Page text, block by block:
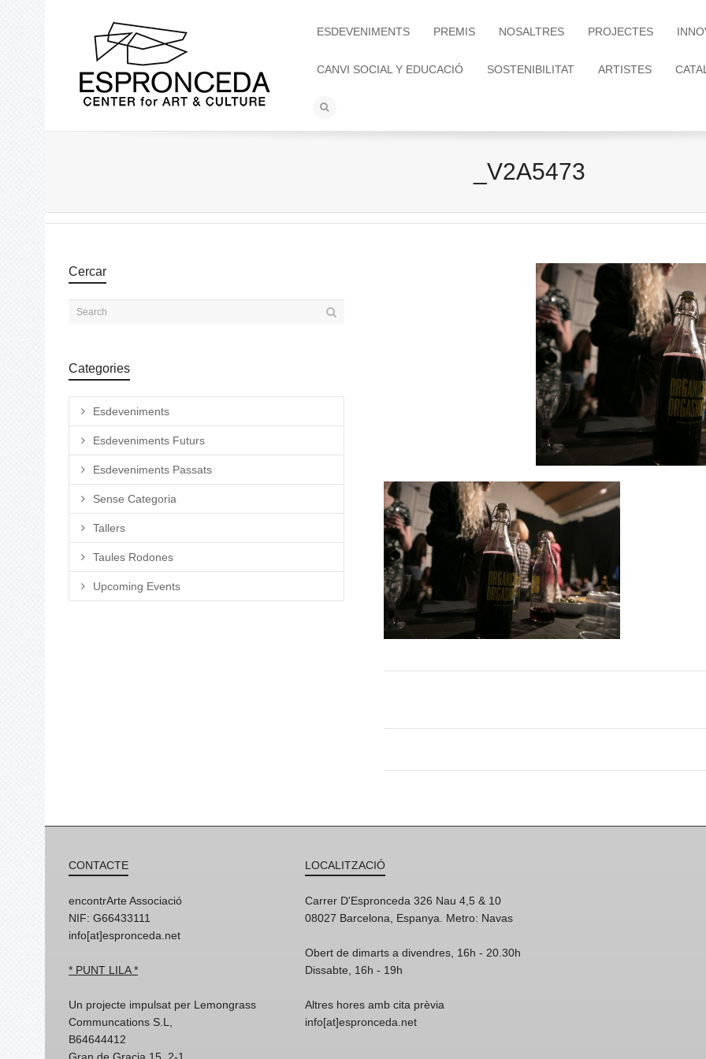
ESDEVENIMENTS PREMIS NOSALTRES PROJECTES
CANVI SOCIAL Y EDUCACIÓ SOSTENIBILITAT ARTISTES
_V2A5473
Cercar
Categories
Esdeveniments
Esdeveniments Futurs
Esdeveniments Passats
Sense Categoria
Tallers
Taules Rodones
Upcoming Events
CONTACTE
encontrArte Associació
NIF: G66433111
info[at]espronceda.net
* PUNT LILA *
Un projecte impulsat per Lemongrass
Communcations S.L,
B64644412
Gran de Gracia 15, 2-1
LOCALITZACIÓ
Carrer D'Espronceda 326 Nau 4,5 & 10
08027 Barcelona, Espanya. Metro: Navas
Obert de dimarts a divendres, 16h - 20.30h
Dissabte, 16h - 19h
Altres hores amb cita prèvia
info[at]espronceda.net